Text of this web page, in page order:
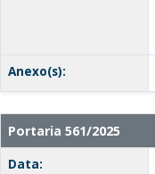
Anexo(s):
Portaria 561/2025
Data: